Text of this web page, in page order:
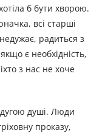
б бути хворою.
всі старші
радиться з
є необхідність,
з нас не хоче
душі. Люди
проказу,